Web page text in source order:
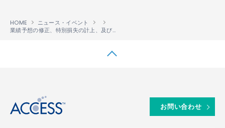
HOME
ニュース・イベント
業績予想の修正、特別損失の計上、及び役員報酬減額に関するお知らせ
お問い合わせ